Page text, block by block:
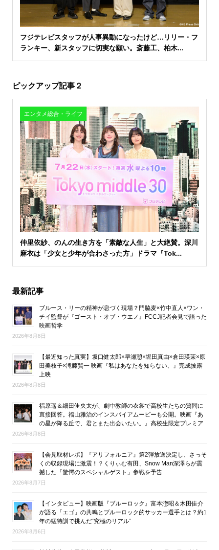
フジテレビスタッフが人事異動になったけど…リリー・フ
ランキー、新スタッフに切実な願い。斎藤工、柏木...
ピックアップ記事２
エンタメ総合・ライフ
仲里依紗、のんの生き方を「素敵な人生」と大絶賛。深川
麻衣は「少女と少年が合わさった方」ドラマ『Tok...
最新記事
ブルース・リーの精神が息づく現場？門脇麦×竹中直人×ワン・
チイ監督が『ゴースト・オブ・ウエノ』FCCJ記者会見で語った
映画哲学
2026年8月8日
【最近知った真実】坂口健太郎×早瀬憩×堀田真由×倉田瑛茉×原
田美枝子×滝藤賢一 映画『私はあなたを知らない、』完成披露
上映
2026年8月8日
福原遥＆細田佳央太が、劇中教師の衣裳で高校生たちの質問に
直接回答。福山雅治のインスパイアムービーも公開。映画『あ
の星が降る丘で、君とまた出会いたい。』高校生限定プレミア
2026年8月8日
【会見取材レポ】『アリフォルニア』第2弾放送決定し、さっそ
くの収録現場に激震！？くりぃむ有田、Snow Man深澤らが震
撼した「驚愕のスペシャルゲスト」参戦を予告
2026年8月7日
【インタビュー】映画版『ブルーロック』富本惣昭＆木田佳介
が語る「エゴ」の共鳴とブルーロック的サッカー選手とは？約1
年の猛特訓で挑んだ“究極のリアル”
2026年8月6日